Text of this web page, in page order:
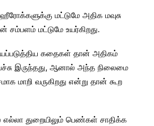
மட்டுமே அதிக மவுசு
சம்பளம் மட்டுமே உயர்கிறது.
கதைகள் தான் அதிகம்
இருந்தது, ஆனால் அந்த நிலைமை
மாறி வருகிறது என்று தான் கூற
எல்லா துறையிலும் பெண்கள் சாதிக்க